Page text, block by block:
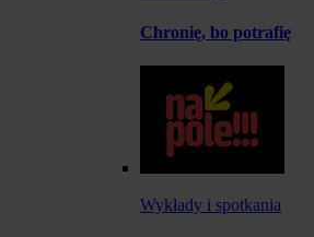
Chronię, bo potrafię
Wykłady i spotkania